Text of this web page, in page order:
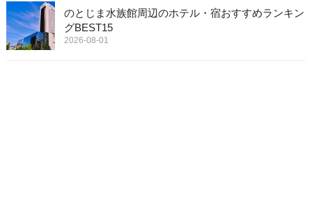
のとじま水族館周辺のホテル・宿おすすめランキン
グBEST15
2026-08-01